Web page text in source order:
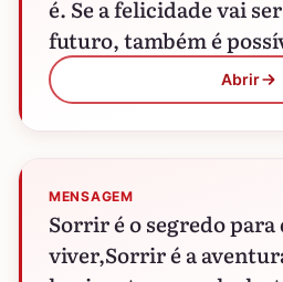
é. Se a felicidade vai
futuro, também é
Abrir
MENSAGEM
Sorrir é o segredo
viver,Sorrir é a